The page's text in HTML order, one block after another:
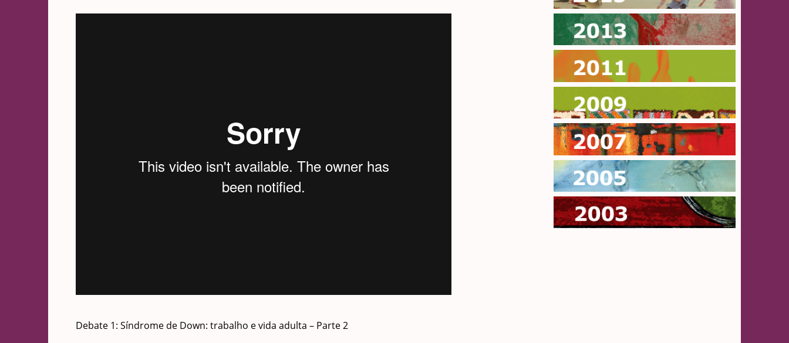
Debate 1: Síndrome de Down: trabalho e vida adulta – Parte 2
2013
2007
2005
2003